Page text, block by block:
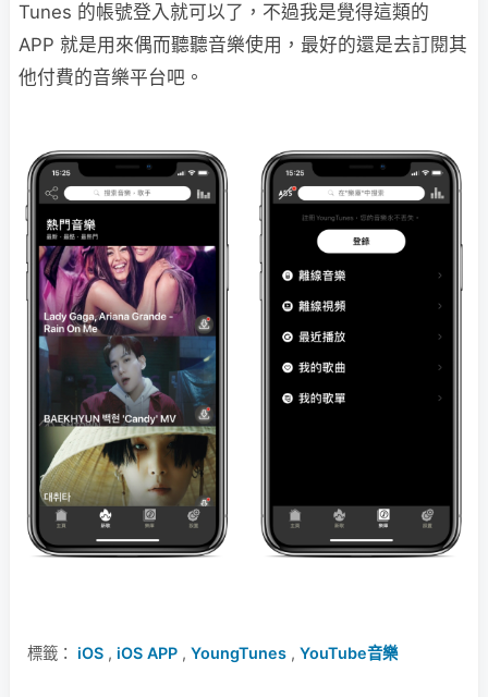
Tunes 的帳號登入就可以了，不過我是覺得這類的
APP 就是用來偶而聽聽音樂使用，最好的還是去訂閱其
他付費的音樂平台吧。
標籤： iOS , iOS APP , YoungTunes , YouTube音樂